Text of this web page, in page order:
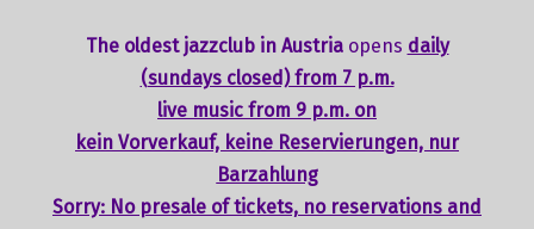
The oldest jazzclub in Austria opens daily
(sundays closed) from 7 p.m.
live music from 9 p.m. on
kein Vorverkauf, keine Reservierungen, nur
Barzahlung
Sorry: No presale of tickets, no reservations and